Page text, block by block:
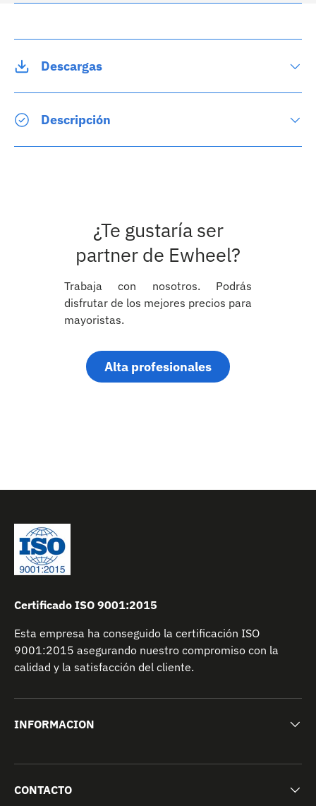
Descargas
Descripción
¿Te gustaría ser
partner de Ewheel?
Trabaja con nosotros. Podrás
disfrutar de los mejores precios para
mayoristas.
Alta profesionales
Certificado ISO 9001:2015
Esta empresa ha conseguido la certificación ISO
9001:2015 asegurando nuestro compromiso con la
calidad y la satisfacción del cliente.
INFORMACION
CONTACTO